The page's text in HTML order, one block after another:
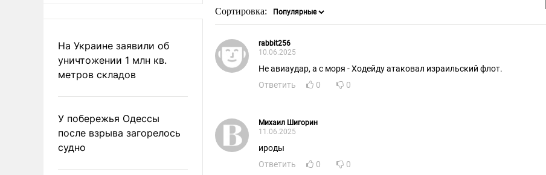
На Украине заявили об
уничтожении 1 млн кв.
метров складов
У побережья Одессы
после взрыва загорелось
судно
Сортировка:
rabbit256
10.06.2025
Не авиаудар, а с моря - Ходейду атаковал израильский флот.
Ответить
0 0
Михаил Шигорин
11.06.2025
ироды
Ответить
0 0